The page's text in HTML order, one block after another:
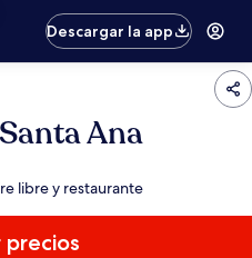
Descargar la app
Ana
libre y restaurante
precios